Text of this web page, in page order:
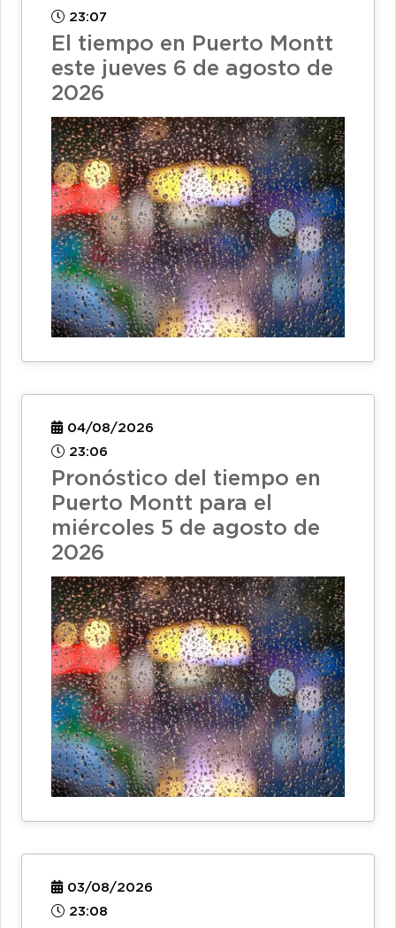
23:07
El tiempo en Puerto Montt
este jueves 6 de agosto de
2026
04/08/2026
23:06
Pronóstico del tiempo en
Puerto Montt para el
miércoles 5 de agosto de
2026
03/08/2026
23:08